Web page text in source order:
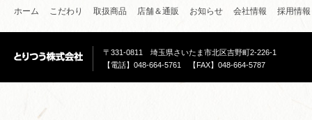
ホーム こだわり 取扱商品 店舗＆通販 お知らせ 会社情報 採用情報
〒331-0811 埼玉県さいたま市北区吉野町2-226-1
【電話】048-664-5761 【FAX】048-664-5787